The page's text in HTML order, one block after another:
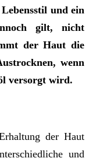
und ein
gilt, nicht
der Haut die
wenn
versorgt wird.
der Haut
und